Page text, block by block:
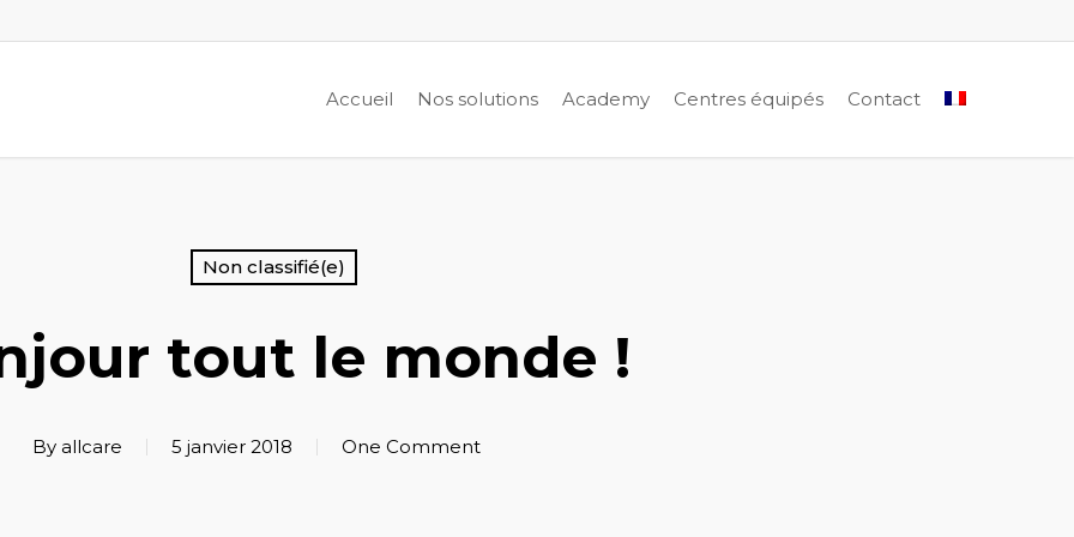
Accueil Nos solutions Academy Centres équipés Contact
Non classifié(e)
tout le monde !
By allcare 5 janvier 2018 One Comment